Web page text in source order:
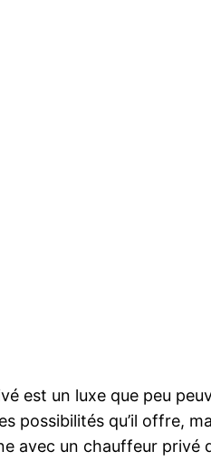
un luxe que peu
qu’il offre,
avec un chauffeur